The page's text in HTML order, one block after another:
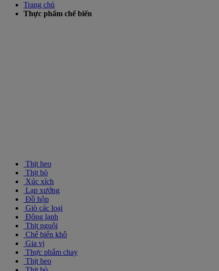
Trang chủ
Thực phẩm chế biến
Thịt heo
Thịt bò
Xúc xích
Lạp xưởng
Đồ hộp
Giò các loại
Đông lạnh
Thịt nguội
Chế biến khô
Gia vị
Thực phẩm chay
Thịt heo